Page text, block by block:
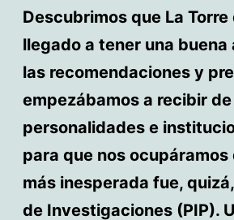
Descubrimos que La
llegado a tener una
las recomendaciones y
empezábamos a recibir de
personalidades e
para que nos ocupáramos
más inesperada fue,
de Investigaciones (PIP).